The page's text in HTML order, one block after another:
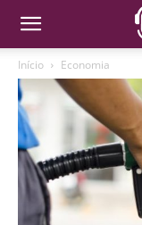
Início Economia